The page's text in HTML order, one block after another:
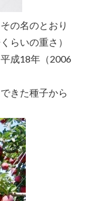
の名のとおり
らいの重さ）
成18年（2006
きた種子から